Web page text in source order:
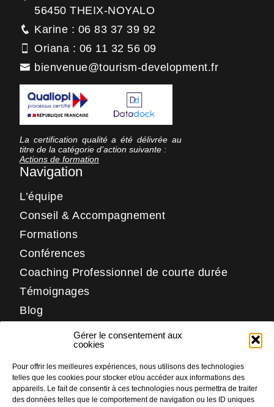
Gérer le consentement aux
cookies
Pour offrir les meilleures expériences, nous utilisons des technologies
telles que les cookies pour stocker et/ou accéder aux informations des
appareils. Le fait de consentir à ces technologies nous permettra de traiter
des données telles que le comportement de navigation ou les ID uniques
56450 THEIX-NOYALO
Karine : 06 83 37 39 92
Oriana : 06 11 32 56 09
bienvenue@tourism-development.fr
La certification qualité a été délivrée au
titre de la catégorie d’action suivante :
Actions de formation
Navigation
L’équipe
Conseil & Accompagnement
Formations
Conférences
Coaching Professionnel de courte durée
Témoignages
Blog
LinkedIn
Facebook